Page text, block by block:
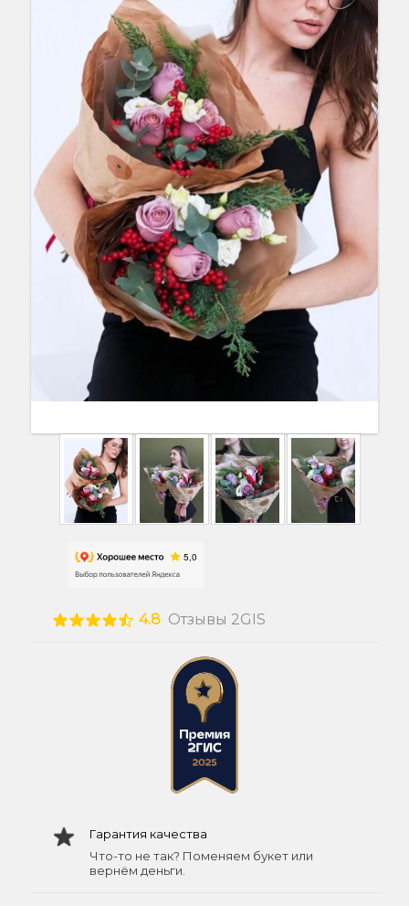
4.8 Отзывы 2GIS
Гарантия качества
Что-то не так? Поменяем букет или
вернём деньги.